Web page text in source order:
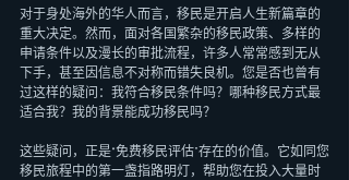
对于身处海外的华人而言，移民是开启人生新篇章的
重大决定。然而，面对各国繁杂的移民政策、多样的
申请条件以及漫长的审批流程，许多人常常感到无从
下手，甚至因信息不对称而错失良机。您是否也曾有
过这样的疑问：我符合移民条件吗？哪种移民方式最
适合我？我的背景能成功移民吗？
这些疑问，正是“免费移民评估”存在的价值。它如同您
移民旅程中的第一盏指路明灯，帮助您在投入大量时